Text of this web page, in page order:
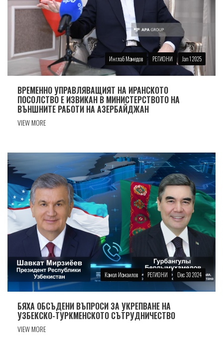
Инглаб Мамедов РЕГИОНИ Jan 1 2025
ВРЕМЕННО УПРАВЛЯВАЩИЯТ НА ИРАНСКОТО
ПОСОЛСТВО Е ИЗВИКАН В МИНИСТЕРСТВОТО НА
ВЪНШНИТЕ РАБОТИ НА АЗЕРБАЙДЖАН
VIEW MORE
Камол Исмаилов РЕГИОНИ Dec 30 2024
БЯХА ОБСЪДЕНИ ВЪПРОСИ ЗА УКРЕПВАНЕ НА
УЗБЕКСКО-ТУРКМЕНСКОТО СЪТРУДНИЧЕСТВО
VIEW MORE